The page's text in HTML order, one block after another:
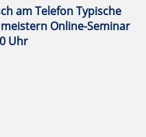
am Telefon Typische
Online-Seminar
Uhr